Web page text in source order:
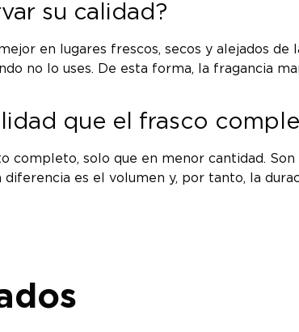
su calidad?
en lugares frescos, secos y alejados de
no lo uses. De esta forma, la fragancia
que el frasco
completo, solo que en menor cantidad.
es el volumen y, por tanto, la